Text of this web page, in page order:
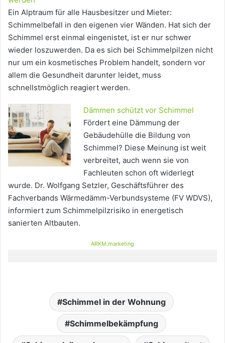
Ein Alptraum für alle Hausbesitzer und Mieter:
Schimmelbefall in den eigenen vier Wänden. Hat sich der
Schimmel erst einmal eingenistet, ist er nur schwer
wieder loszuwerden. Da es sich bei Schimmelpilzen nicht
nur um ein kosmetisches Problem handelt, sondern vor
allem die Gesundheit darunter leidet, muss
schnellstmöglich reagiert werden.
Dämmen schützt vor Schimmel
Fördert eine Dämmung der
Gebäudehülle die Bildung von
Schimmel? Diese Meinung ist weit
verbreitet, auch wenn sie von
Fachleuten schon oft widerlegt
wurde. Dr. Wolfgang Setzler, Geschäftsführer des
Fachverbands Wärmedämm-Verbundsysteme (FV WDVS),
informiert zum Schimmelpilzrisiko in energetisch
sanierten Altbauten.
ARKM.marketing
Schimmel in der Wohnung
Schimmelbekämpfung